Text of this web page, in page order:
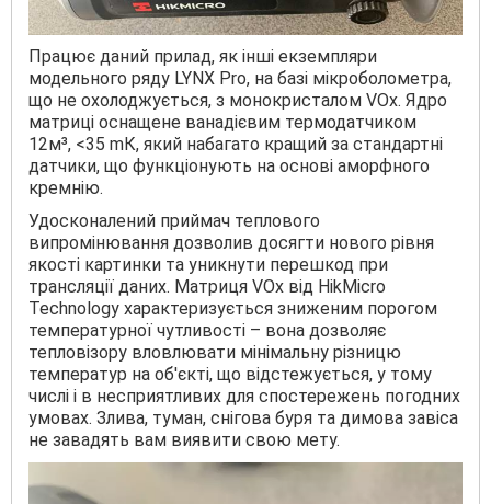
Працює даний прилад, як інші екземпляри
модельного ряду LYNX Pro, на базі мікроболометра,
що не охолоджується, з монокристалом VOx. Ядро
матриці оснащене ванадієвим термодатчиком
12м³, <35 mК, який набагато кращий за стандартні
датчики, що функціонують на основі аморфного
кремнію.
Удосконалений приймач теплового
випромінювання дозволив досягти нового рівня
якості картинки та уникнути перешкод при
трансляції даних. Матриця VOx від HikMicro
Technology характеризується зниженим порогом
температурної чутливості – вона дозволяє
тепловізору вловлювати мінімальну різницю
температур на об'єкті, що відстежується, у тому
числі і в несприятливих для спостережень погодних
умовах. Злива, туман, снігова буря та димова завіса
не завадять вам виявити свою мету.